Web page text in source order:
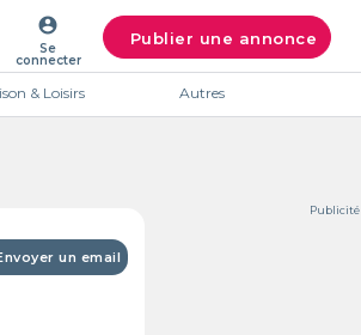
account_circle
Se
connecter
Publier une annonce
& Loisirs Autres
un email
Publicité